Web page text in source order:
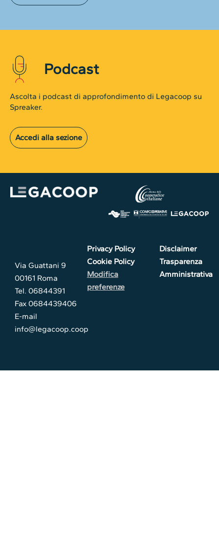
Podcast
Ascolta i podcast di approfondimento di Legacoop su
Spreaker.
Accedi alla sezione
Via Guattani 9
00161 Roma
Tel. 06844391
Fax 0684439406
E-mail
info@legacoop.coop
Privacy Policy
Cookie Policy
Modifica
preferenze
Disclaimer
Trasparenza
Amministrativa